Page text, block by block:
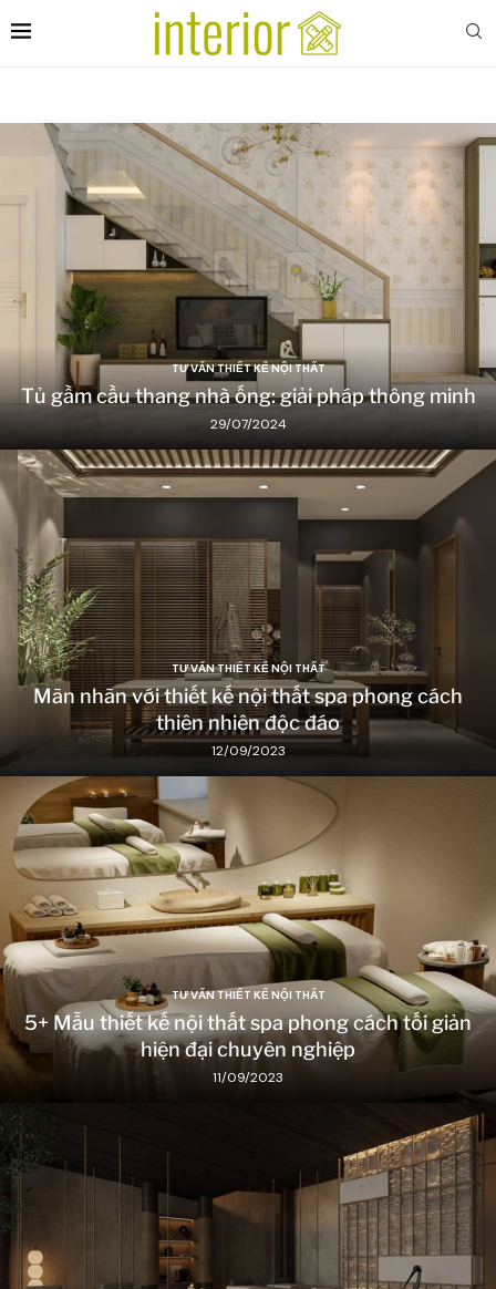
TƯ VẤN THIẾT KẾ NỘI THẤT
Tủ gầm cầu thang nhà ống: giải pháp thông minh
29/07/2024
TƯ VẤN THIẾT KẾ NỘI THẤT
Mãn nhãn với thiết kế nội thất spa phong cách
thiên nhiên độc đáo
12/09/2023
TƯ VẤN THIẾT KẾ NỘI THẤT
5+ Mẫu thiết kế nội thất spa phong cách tối giản
hiện đại chuyên nghiệp
11/09/2023